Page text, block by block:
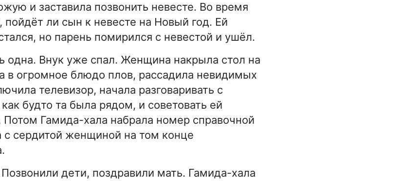
и заставила позвонить невесте. Во время
пойдёт ли сын к невесте на Новый год. Ей
но парень помирился с невестой и ушёл.
одна. Внук уже спал. Женщина накрыла стол на
в огромное блюдо плов, рассадила невидимых
телевизор, начала разговаривать с
будто та была рядом, и советовать ей
Гамида-хала набрала номер справочной
с сердитой женщиной на том конце
дети, поздравили мать. Гамида-хала